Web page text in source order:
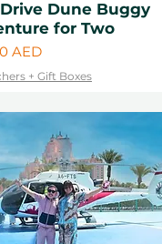
Dune Buggy
for Two
AED
+ Gift Boxes